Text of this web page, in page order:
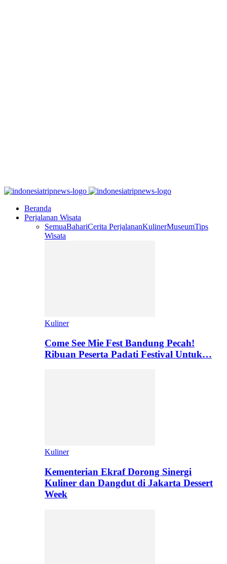
Beranda
Perjalanan Wisata
SemuaBahariCerita PerjalananKulinerMuseumTips
Wisata
Kuliner
Come See Mie Fest Bandung Pecah!
Ribuan Peserta Padati Festival Untuk…
Kuliner
Kementerian Ekraf Dorong Sinergi
Kuliner dan Dangdut di Jakarta Dessert
Week